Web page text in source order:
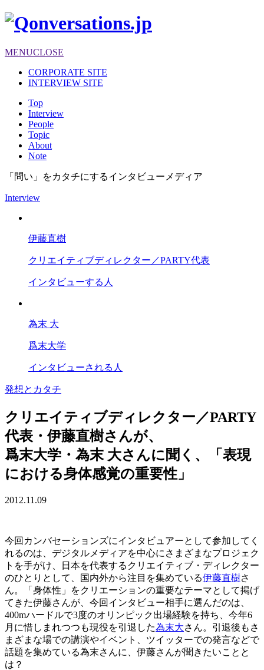
MENUCLOSE
CORPORATE SITE
INTERVIEW SITE
Top
Interview
People
Topic
About
Note
「問い」をカタチにするインタビューメディア
Interview
伊藤直樹
クリエイティブディレクター／PARTY代表
インタビューする人
為末 大
爲末大学
インタビューされる人
発想とカタチ
クリエイティブディレクター／PARTY
代表・伊藤直樹さんが、
爲末大学・為末 大さんに聞く、
「表現
における身体感覚の重要性」
2012.11.09
今回カンバセーションズにインタビュアーとして参加してく
れるのは、デジタルメディアを中心にさまざまなプロジェク
トを手がけ、日本を代表するクリエイティブ・ディレクター
のひとりとして、国内外から注目を集めている伊藤直樹さ
ん。「身体性」をクリエーションの重要なテーマとして掲げ
てきた伊藤さんが、今回インタビュー相手に選んだのは、
400mハードルで3度のオリンピック出場経験を持ち、今年6
月に惜しまれつつも現役を引退した為末大さん。引退後もさ
まざまな場での講演やイベント、ツイッターでの発言などで
話題を集めている為末さんに、伊藤さんが聞きたいことと
は？